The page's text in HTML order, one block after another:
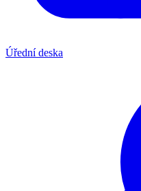
Úřední deska